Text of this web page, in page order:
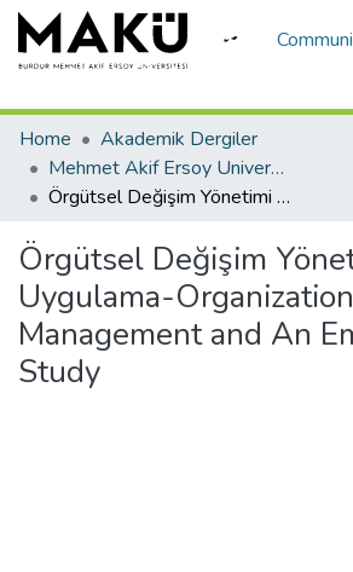
Home
Akademik Dergiler
Mehmet Akif Ersoy University Journal of Social Sciences Institute
Örgütsel Değişim Yönetimi ve Bir Uygulama-Organizational Change Management and An Emprical Study
Örgütsel Değişim
Uygulama-
Management and An
Study